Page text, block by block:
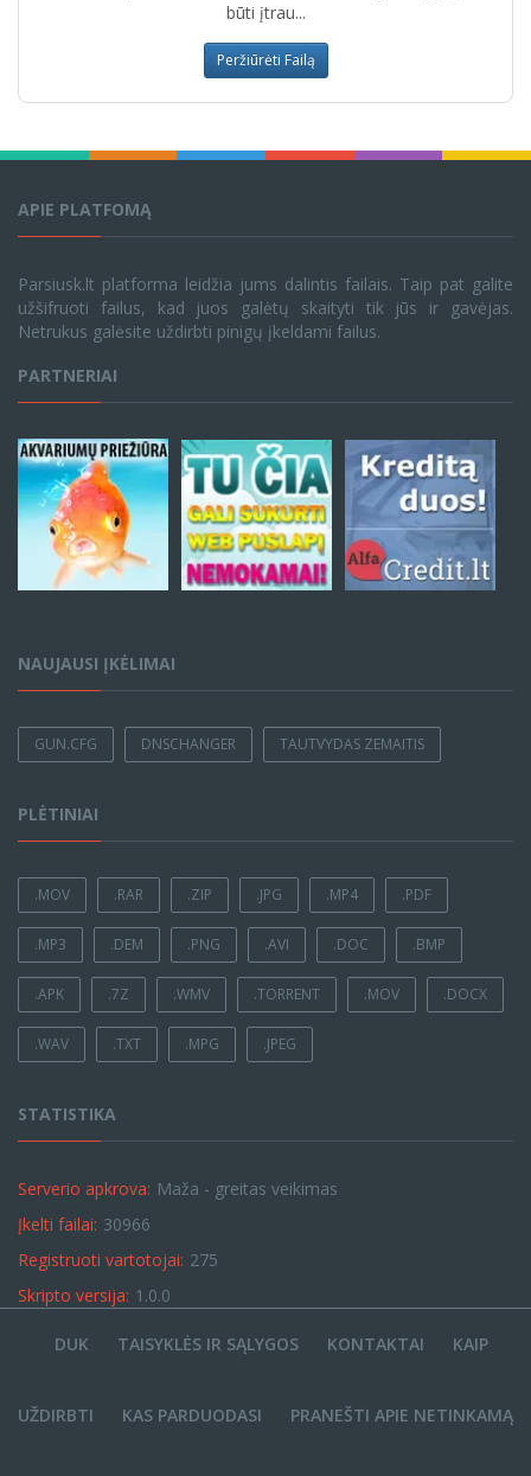
būti įtrau...
Peržiūrėti Failą
APIE PLATFOMĄ
Parsiusk.lt platforma leidžia jums dalintis failais. Taip pat galite
užšifruoti failus, kad juos galėtų skaityti tik jūs ir gavėjas.
Netrukus galėsite uždirbti pinigų įkeldami failus.
PARTNERIAI
NAUJAUSI ĮKĖLIMAI
GUN.CFG DNSCHANGER TAUTVYDAS ZEMAITIS
PLĖTINIAI
.MOV .RAR .ZIP .JPG .MP4 .PDF
.MP3 .DEM .PNG .AVI .DOC .BMP
.APK .7Z .WMV .TORRENT .MOV .DOCX
.WAV .TXT .MPG .JPEG
STATISTIKA
Serverio apkrova: Maža - greitas veikimas
Įkelti failai: 30966
Registruoti vartotojai: 275
Skripto versija: 1.0.0
DUK TAISYKLĖS IR SĄLYGOS KONTAKTAI KAIP
UŽDIRBTI KAS PARDUODASI PRANEŠTI APIE NETINKAMĄ